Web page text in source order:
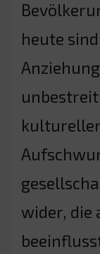
heute
wider, die